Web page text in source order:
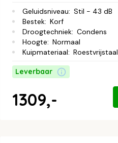
Geluidsniveau: Stil - 43 dB
Bestek: Korf
Droogtechniek: Condens
Hoogte: Normaal
Kuipmateriaal: Roestvrijstaal
Leverbaar
1309,-